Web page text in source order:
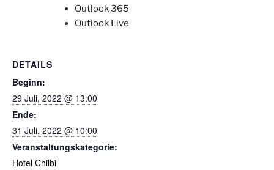
Outlook 365
Outlook Live
DETAILS
Beginn:
29 Juli, 2022 @ 13:00
Ende:
31 Juli, 2022 @ 10:00
Veranstaltungskategorie:
Hotel Chilbi